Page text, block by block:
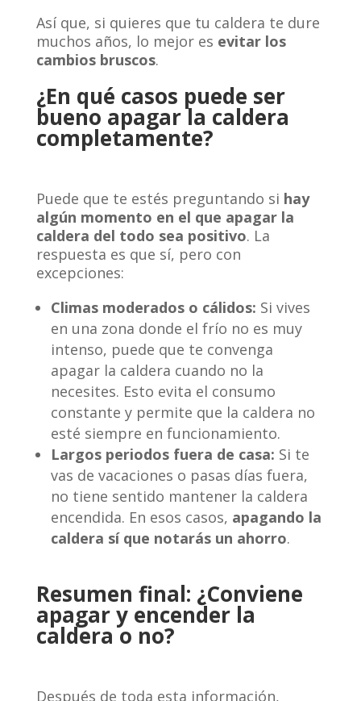
Así que, si quieres que tu caldera te dure
muchos años, lo mejor es evitar los
cambios bruscos.
¿En qué casos puede ser
bueno apagar la caldera
completamente?
Puede que te estés preguntando si hay
algún momento en el que apagar la
caldera del todo sea positivo. La
respuesta es que sí, pero con
excepciones:
Climas moderados o cálidos: Si vives
en una zona donde el frío no es muy
intenso, puede que te convenga
apagar la caldera cuando no la
necesites. Esto evita el consumo
constante y permite que la caldera no
esté siempre en funcionamiento.
Largos periodos fuera de casa: Si te
vas de vacaciones o pasas días fuera,
no tiene sentido mantener la caldera
encendida. En esos casos, apagando la
caldera sí que notarás un ahorro.
Resumen final: ¿Conviene
apagar y encender la
caldera o no?
Después de toda esta información,